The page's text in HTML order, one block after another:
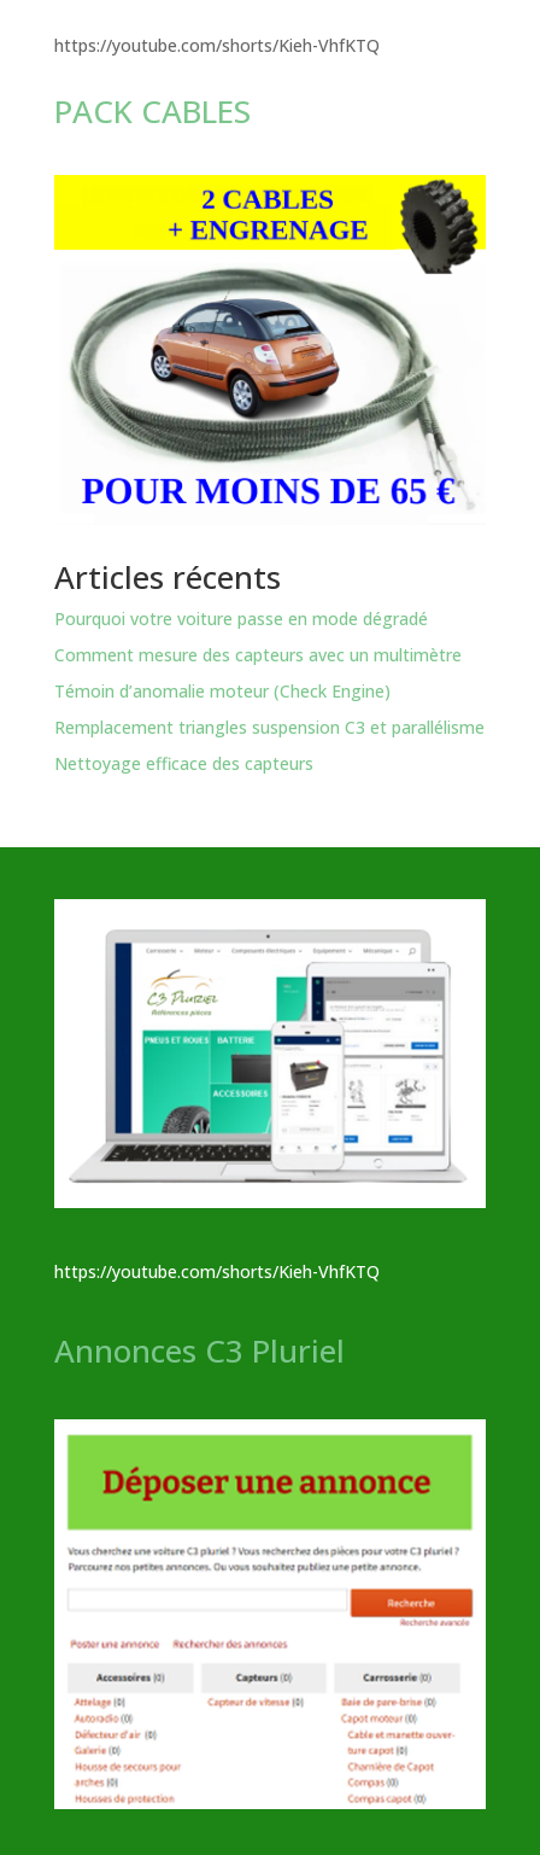
https://youtube.com/shorts/Kieh-VhfKTQ
PACK CABLES
Articles récents
Pourquoi votre voiture passe en mode dégradé
Comment mesure des capteurs avec un multimètre
Témoin d’anomalie moteur (Check Engine)
Remplacement triangles suspension C3 et parallélisme
Nettoyage efficace des capteurs
https://youtube.com/shorts/Kieh-VhfKTQ
Annonces C3 Pluriel